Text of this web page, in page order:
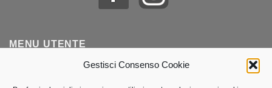
Gestisci Consenso Cookie
MENU UTENTE